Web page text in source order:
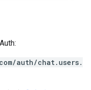
auth/chat.users.